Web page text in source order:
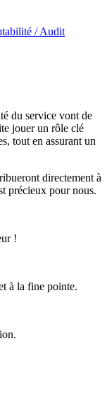
/ Audit
du service vont de
jouer un rôle clé
tout en assurant un
directement à
précieux pour nous.
!
à la fine pointe.